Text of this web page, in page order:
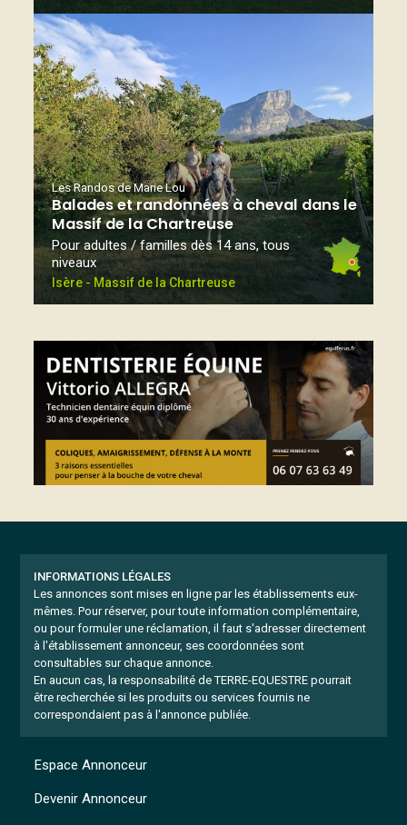
Les Randos de Marie Lou
Balades et randonnées à cheval dans le
Massif de la Chartreuse
Pour adultes / familles dès 14 ans, tous
niveaux
Isère - Massif de la Chartreuse
INFORMATIONS LÉGALES
Les annonces sont mises en ligne par les établissements eux-
mêmes. Pour réserver, pour toute information complémentaire,
ou pour formuler une réclamation, il faut s'adresser directement
à l'établissement annonceur, ses coordonnées sont
consultables sur chaque annonce.
En aucun cas, la responsabilité de TERRE-EQUESTRE pourrait
être recherchée si les produits ou services fournis ne
correspondaient pas à l'annonce publiée.
Espace Annonceur
Devenir Annonceur